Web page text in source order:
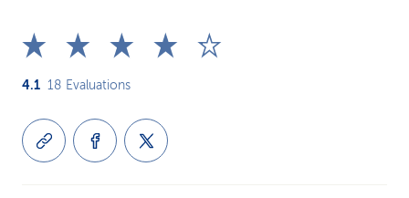
4.1 18 Evaluations